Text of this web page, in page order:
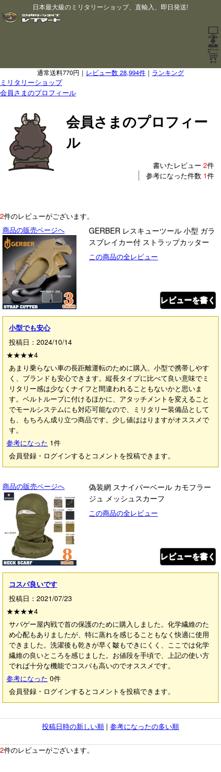
日本最大級のミリタリーショップ、直輸入、即日発送!
通常送料770円｜ レビュー数 28,994件 ｜ ランキング
ミリタリーショップ
会員さまのプロフィール
会員さまのプロフィー
ル
書いたレビュー 2件
参考になった件数 1件
2件のレビューがございます。
商品の販売ページへ
GERBER レスキューツール 小型 ガラ
スブレイカー付 ストラップカッター
この商品の全レビュー
レビューを書く
小型でも安心
投稿日：2024/10/14
★★★★4
あまり乗らない車の長距離運転のために購入。小型で携帯しやす
く、ブランドも安心できます。縦長タイプに比べて良い意味でミ
リタリー感は少なくナイフと間違われることもないかと思いま
す。ベルトループに付けるほかに、アタッチメントを変えること
でモールシステムにも対応可能なので、ミリタリー装備品として
も、もちろん成り立つ商品です。少し値ははりますがオススメで
す。
参考になった 1件
会員登録・ログインするとコメントを投稿できます。
商品の販売ページへ
偽装網 スナイパーベール カモフラー
ジュ メッシュスカーフ
この商品の全レビュー
レビューを書く
コスパ良いです
投稿日：2021/07/23
★★★★4
サバゲー屋内戦で首の保護のために購入しました。化学繊維のた
め心配もありましたが、特に蒸れを感じることもなく快適に使用
できました。洗濯後も乾きが早く皺もできにくく、ここでは化学
繊維の良いところを感じました。お値段を手頃で、上記の使い方
でれば十分な機能でコスパも高いのでオススメです。
参考になった 0件
会員登録・ログインするとコメントを投稿できます。
投稿日時の新しい順 | 参考になったの多い順
2件のレビューがございます。